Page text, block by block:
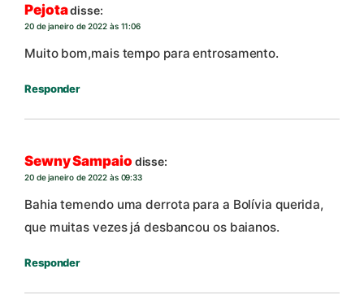
Pejotadisse:
20 de janeiro de 2022 às 11:06
Muito bom,mais tempo para entrosamento.
Responder
Sewny Sampaio disse:
20 de janeiro de 2022 às 09:33
Bahia temendo uma derrota para a Bolívia querida,
que muitas vezes já desbancou os baianos.
Responder